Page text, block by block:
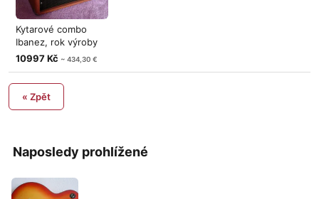
Naposledy prohlížené
Kytarové combo
Ibanez, rok výroby
1978
10997 Kč ~ 434,30 €
« Zpět